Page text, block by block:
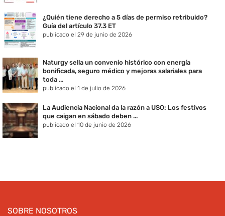
¿Quién tiene derecho a 5 días de permiso retribuido?
Guía del artículo 37.3 ET
publicado el 29 de junio de 2026
Naturgy sella un convenio histórico con energía
bonificada, seguro médico y mejoras salariales para
toda ...
publicado el 1 de julio de 2026
La Audiencia Nacional da la razón a USO: Los festivos
que caigan en sábado deben ...
publicado el 10 de junio de 2026
SOBRE NOSOTROS